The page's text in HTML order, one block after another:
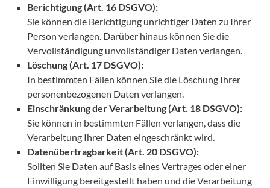
Berichtigung (Art. 16 DSGVO):
Sie können die Berichtigung unrichtiger Daten zu Ihrer
Person verlangen. Darüber hinaus können Sie die
Vervollständigung unvollständiger Daten verlangen.
Löschung (Art. 17 DSGVO):
In bestimmten Fällen können SIe die Löschung Ihrer
personenbezogenen Daten verlangen.
Einschränkung der Verarbeitung (Art. 18 DSGVO):
Sie können in bestimmten Fällen verlangen, dass die
Verarbeitung Ihrer Daten eingeschränkt wird.
Datenübertragbarkeit (Art. 20 DSGVO):
Sollten Sie Daten auf Basis eines Vertrages oder einer
Einwilligung bereitgestellt haben und die Verarbeitung